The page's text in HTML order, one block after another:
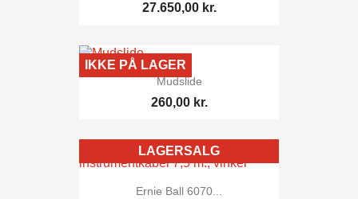
27.650,00 kr.
Mudslide
260,00 kr.
IKKE PÅ LAGER
Ernie Ball 6070...
LAGERSALG